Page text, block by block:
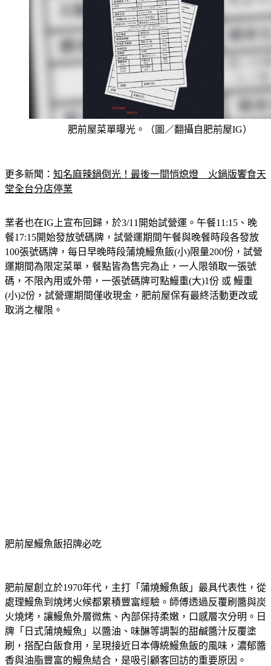
肥前屋菜單曝光。（圖／翻攝自肥前屋IG）
更多新聞： 知名麻辣鍋倒光！最後一間悄熄燈　火鍋版饗食天
堂全台分店停業
業者也在IG上宣布回歸，於3/11開始試營運。午餐11:15、晚
餐17:15開始發放號碼牌，試營運期間午餐與晚餐時段各發放
100張號碼牌，每日早晚時段蒲燒鰻魚飯(小)限量200份，試營
運期間為限定菜單，餐點皆為售完為止，一人限領取一張號
碼，不限內用或外帶，一張號碼牌可點鰻重(大)1份 或 鰻重
(小)2份，試營運期間僅收現金，肥前屋保有最終活動更改或
取消之權限。
肥前屋鰻魚飯招牌必吃
肥前屋創立於1970年代，主打「蒲燒鰻魚飯」最具代表性，從
處理鰻魚到燒烤火候都累積豐富經驗。師傅透過反覆刷醬與炭
火燒烤，讓鰻魚外層微焦、內部保持柔嫩，口感層次分明。日
牌「日式蒲燒鰻魚」以醬油、味醂等調製的甜鹹醬汁反覆塗
刷，搭配白飯食用，呈現接近日本傳統鰻魚飯的風味，濃郁醬
香與油脂豐富的鰻魚結合，是吸引顧客回訪的重要原因。